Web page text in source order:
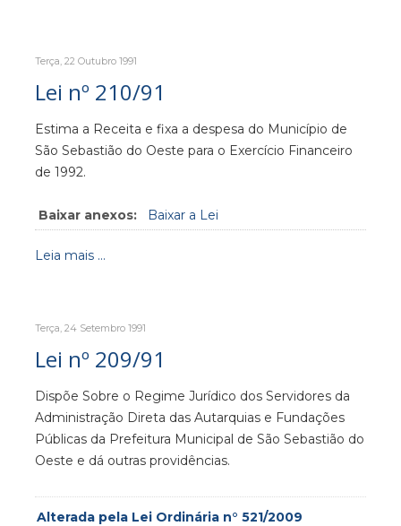
Terça, 22 Outubro 1991
Lei nº 210/91
Estima a Receita e fixa a despesa do Município de
São Sebastião do Oeste para o Exercício Financeiro
de 1992.
Baixar anexos: Baixar a Lei
Leia mais ...
Terça, 24 Setembro 1991
Lei nº 209/91
Dispõe Sobre o Regime Jurídico dos Servidores da
Administração Direta das Autarquias e Fundações
Públicas da Prefeitura Municipal de São Sebastião do
Oeste e dá outras providências.
Alterada pela Lei Ordinária n° 521/2009